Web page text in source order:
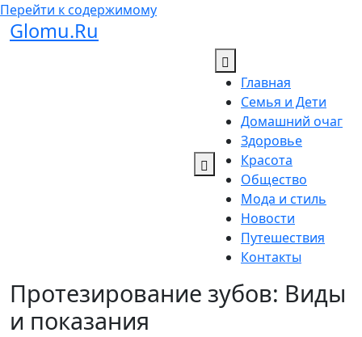
Перейти к содержимому
Glomu.Ru
Главная
Семья и Дети
Домашний очаг
Здоровье
Красота
Общество
Мода и стиль
Новости
Путешествия
Контакты
Протезирование зубов: Виды
и показания